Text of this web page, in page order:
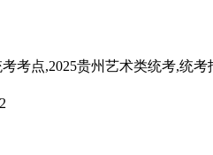
考点,2025贵州艺术类统考,统